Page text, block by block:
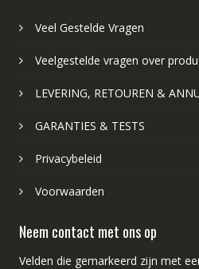
Veel Gestelde Vragen
Veelgestelde vragen over
LEVERING, RETOUREN &
GARANTIES & TESTS
Privacybeleid
Voorwaarden
Neem contact met ons op
Velden die gemarkeerd zijn met